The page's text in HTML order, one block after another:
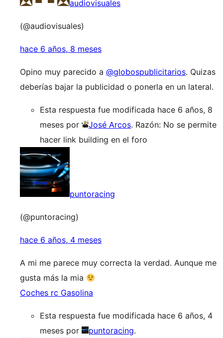
audiovisuales
(@audiovisuales)
hace 6 años, 8 meses
Opino muy parecido a @globospublicitarios. Quizas
deberías bajar la publicidad o ponerla en un lateral.
Esta respuesta fue modificada hace 6 años, 8
meses por
José Arcos. Razón: No se permite
hacer link building en el foro
puntoracing
(@puntoracing)
hace 6 años, 4 meses
A mi me parece muy correcta la verdad. Aunque me
gusta más la mia
Coches rc Gasolina
Esta respuesta fue modificada hace 6 años, 4
meses por
puntoracing.